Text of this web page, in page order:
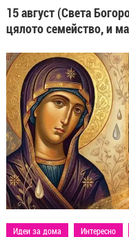
15 август (Света
цялото семейство, и
Идеи за дома Интересно